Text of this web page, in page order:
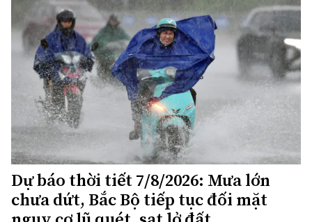
Dự báo thời tiết 7/8/2026: Mưa lớn
chưa dứt, Bắc Bộ tiếp tục đối mặt